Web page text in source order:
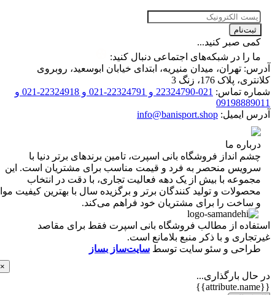
صبر کنید...
را در شبکه‌های اجتماعی دنبال کنید:
تهران، میدان منیریه، ابتدای خیابان ابوسعید، روبروی
پلاک 176، زنگ 3
تماس:
021-22324790 و 22324791-021 و 22324918-021 و
ایمیل: info@banisport.shop
ما
انداز فروشگاه‌ بانی اسپرت، تامین برندهای برتر دنیا با
منحصر به فرد و قیمت مناسب برای مشتریان است. این
با بیش از یک دهه فعالیت تجاری، با دقت در انتخاب
و تولید کنندگان برتر و برگزیده سال با بهترین کیفیت مواد
را برای مشتریان خود فراهم می‌کند.
از مطالب فروشگاه بانی اسپرت فقط برای مقاصد
و با ذکر منبع بلامانع است.
و سئو سایت توسطسایت‌ساز بساز
بارگذاری...